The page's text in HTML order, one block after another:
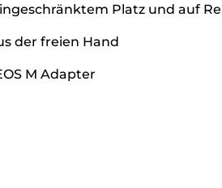
Platz und auf
der freien Hand
M Adapter